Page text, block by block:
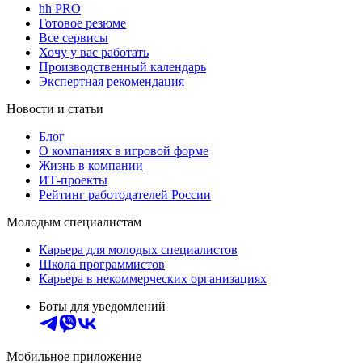
hh PRO
Готовое резюме
Все сервисы
Хочу у вас работать
Производственный календарь
Экспертная рекомендация
Новости и статьи
Блог
О компаниях в игровой форме
Жизнь в компании
ИТ-проекты
Рейтинг работодателей России
Молодым специалистам
Карьера для молодых специалистов
Школа программистов
Карьера в некоммерческих организациях
Боты для уведомлений
Мобильное приложение